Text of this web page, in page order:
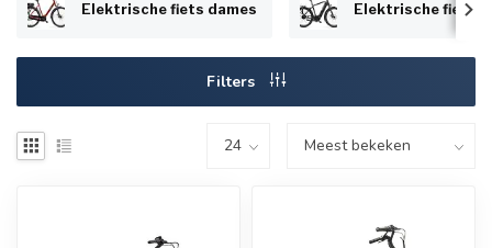
Elektrische fiets dames Elektrische fiets
Filters